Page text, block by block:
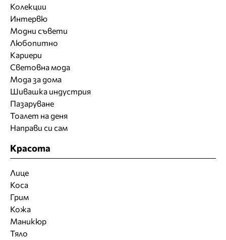
Колекции
Интервю
Модни съвети
Любопитно
Кариери
Световна мода
Мода за дома
Шивашка индустрия
Пазаруване
Тоалет на деня
Направи си сам
Красота
Лице
Коса
Грим
Кожа
Маникюр
Тяло